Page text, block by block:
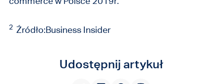
2 Źródło:Business Insider
Udostępnij artykuł